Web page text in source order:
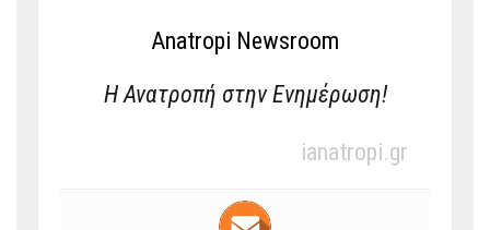
Anatropi Newsroom
Η Ανατροπή στην Ενημέρωση!
ianatropi.gr